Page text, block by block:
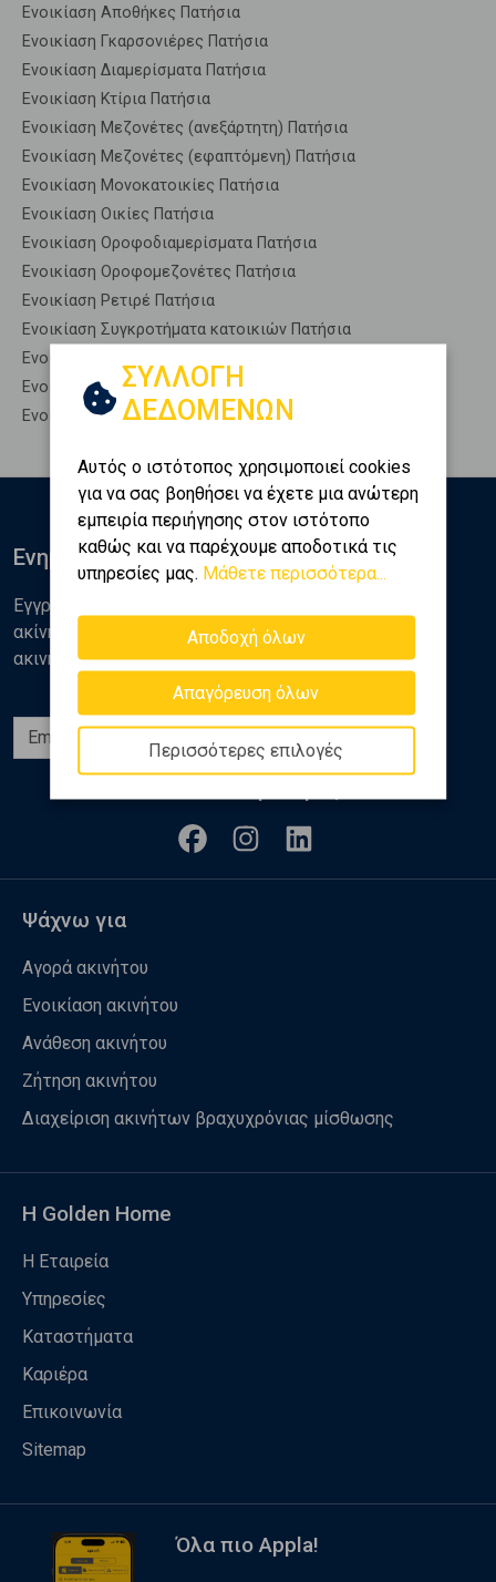
Ενοικίαση Αποθήκες Πατήσια
Ενοικίαση Γκαρσονιέρες Πατήσια
Ενοικίαση Διαμερίσματα Πατήσια
Ενοικίαση Κτίρια Πατήσια
Ενοικίαση Μεζονέτες (ανεξάρτητη) Πατήσια
Ενοικίαση Μεζονέτες (εφαπτόμενη) Πατήσια
Ενοικίαση Μονοκατοικίες Πατήσια
Ενοικίαση Οικίες Πατήσια
Ενοικίαση Οροφοδιαμερίσματα Πατήσια
Ενοικίαση Οροφομεζονέτες Πατήσια
Ενοικίαση Ρετιρέ Πατήσια
Ενοικίαση Συγκροτήματα κατοικιών Πατήσια
Ενοικίαση Υπόγεια Πατήσια
Ενοικίαση Υπόσκαφα Πατήσια
Ενοικίαση Υπολ. υψουν Πατήσια
ΣΥΛΛΟΓΗ
ΔΕΔΟΜΕΝΩΝ
Αυτός ο ιστότοπος χρησιμοποιεί cookies
για να σας βοηθήσει να έχετε μια ανώτερη
εμπειρία περιήγησης στον ιστότοπο
καθώς και να παρέχουμε αποδοτικά τις
υπηρεσίες μας. Μάθετε περισσότερα...
Αποδοχή όλων
Απαγόρευση όλων
Περισσότερες επιλογές
Ενημερωθείτε
Εγγραφείτε στο newsletter της Golden Home για νέα
ακίνητα, αναλύσεις και διάφορα θέματα της αγοράς
ακινήτων
Ψάχνω για
Αγορά ακινήτου
Ενοικίαση ακινήτου
Ανάθεση ακινήτου
Ζήτηση ακινήτου
Διαχείριση ακινήτων βραχυχρόνιας μίσθωσης
Η Golden Home
Η Εταιρεία
Υπηρεσίες
Καταστήματα
Καριέρα
Επικοινωνία
Sitemap
Όλα πιο Appla!